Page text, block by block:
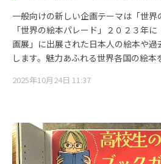
一般向けの新しい企画テーマは「世界
「世界の絵本パレード」２０２３年
画展」に出展された日本人の絵本や
します。魅力あふれる世界各国の絵本
2025年10月24日 11:37